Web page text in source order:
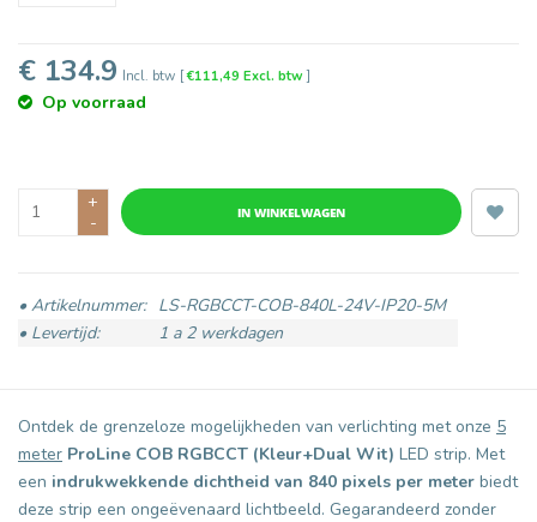
€ 134.9 Incl. btw [€111,49 Excl. btw]
Op voorraad
+
-
IN WINKELWAGEN
• Artikelnummer: LS-RGBCCT-COB-840L-24V-IP20-5M
• Levertijd:
1 a 2 werkdagen
Ontdek de grenzeloze mogelijkheden van verlichting met onze 5
meter ProLine COB RGBCCT (Kleur+Dual Wit) LED strip. Met
een indrukwekkende dichtheid van 840 pixels per meter biedt
deze strip een ongeëvenaard lichtbeeld. Gegarandeerd zonder